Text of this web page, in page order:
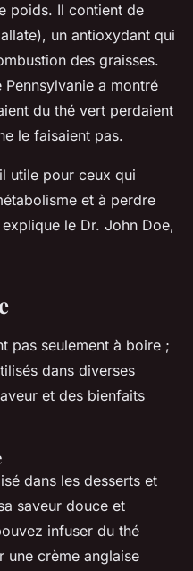
poids. Il contient de
un antioxydant qui
des graisses.
a montré
du thé vert perdaient
le faisaient pas.
utile pour ceux qui
et à perdre
explique le Dr. John Doe,
pas seulement à boire ;
dans diverses
et des bienfaits
dans les desserts et
saveur douce et
infuser du thé
une crème anglaise